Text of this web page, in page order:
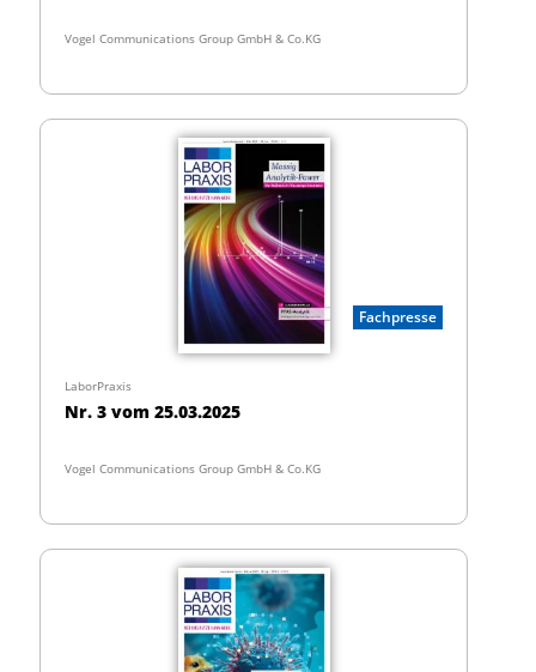
Vogel Communications Group GmbH & Co.KG
Fachpresse
LaborPraxis
Nr. 3 vom 25.03.2025
Vogel Communications Group GmbH & Co.KG